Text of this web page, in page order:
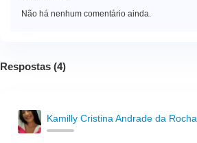
Não há nenhum comentário ainda.
Respostas (4)
Kamilly Cristina Andrade da Rocha